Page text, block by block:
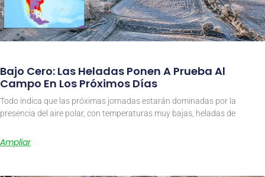
Bajo Cero: Las Heladas Ponen A Prueba Al
Campo En Los Próximos Días
Todo indica que las próximas jornadas estarán dominadas por la
presencia del aire polar, con temperaturas muy bajas, heladas de
Ampliar